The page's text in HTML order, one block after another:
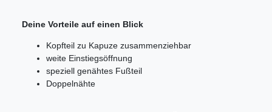
Deine Vorteile auf einen Blick
Kopfteil zu Kapuze zusammenziehbar
weite Einstiegsöffnung
speziell genähtes Fußteil
Doppelnähte